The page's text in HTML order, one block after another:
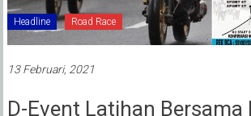
Headline Road Race
13 Februari, 2021
D-Event Latihan Bersama